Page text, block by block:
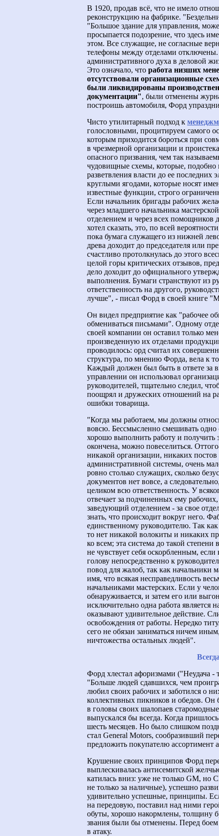
В 1920, продав всё, что не имело
реконструкцию на фабрике.
"Большое здание для управления,
просыпается подозрение, что здесь
этом. Все служащие, не согласные
телефоны между отделами
административного духа в деловой
Это означало, что работа низших
отсутствовали организационные
были ликвидированы
документации", были отменены
построишь автомобиля, Форд
Чисто утилитарный подход к
голословными, процитируем самого
которым приходится бороться при
в чрезмерной организации и
опасного призвания, чем так
чудовищные схемы, которые, подобно
разветвления власти до ее
круглыми ягодами, которые носят
известные функции, строго
Если начальник бригады рабочих
через младшего начальника
отделением и через всех помощников
хотел сказать, это, по всей
пока бумага служащего из нижней
древа доходит до председателя или
счастливо протолкнулась до этого
целой горы критических отзывов,
дело доходит до официального
выполнения. Бумаги странствуют из
ответственность на другого,
лучше", - писал Форд в своей книге
Он видел предприятие как "рабочее
обмениваться письмами". Одному
своей компании он оставил только
произведенную их отделами
проводилось: орд считал их
структура, по мнению Форда, вела к
Каждый должен был быть в ответе за
управлении он использовал
руководителей, тщательно следил,
поощрял и дружеских отношений на
ошибки товарища.
"Когда мы работаем, мы должны
вовсю. Бессмысленно смешивать
хорошо выполнить работу и получить
окончена, можно повеселиться.
никакой организации, никаких
административной системы, очень
ровно столько служащих, сколько
документов нет вовсе, а
целиком всю ответственность. У
отвечает за подчиненных ему
заведующий отделением - за свое
знать, что происходит вокруг него.
единственному руководителю. Так
то нет никакой волокиты и никаких
ко всем; эта система до такой
не чувствует себя оскорбленным, если
голову непосредственно к
повод для жалоб, так как начальники
имя, что всякая несправедливость
начальниками мастерских. Если у
обнаруживается, и затем его или
исключительно одна работа
оказывают удивительное действие.
освобождения от работы. Нередко
сего не обязан заниматься ничем
ничтожества остальных людей".
Форд хлестал афоризмами ("Неудача -
"Больше людей сдавшихся, чем
любил своих рабочих и заботился о
коллективных пикников и обедов.
в головы своих шалопаев
выпускался бы всегда. Когда
шесть месяцев. Но было слишком
стал General Motors, сообразивший
предложить покупателю
Крушение своих принципов Форд
выплескивалась антисемитской
катилась вниз: уже не только GM, но
не только за наличные), успешно
удивительно успешные, принципы.
на передовую, поставил над ними
обуты, хорошо накормлены, толщину
звания были бы отменены. Перед
в атаку.